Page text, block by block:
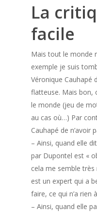
La
facile
Mais tout le monde
exemple je suis
Véronique Cauhapé
flatteuse. Mais bon,
le monde (jeu de
au cas où…) Par
Cauhapé de n’avoir
– Ainsi, quand elle
par Dupontel est «
cela me semble
est un expert qui a
faire, ce qui n’a rien
– Ainsi, quand elle